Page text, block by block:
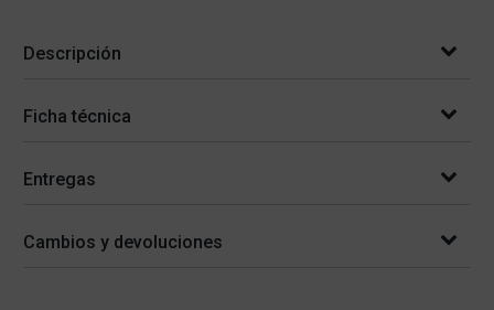
Descripción
Ficha técnica
Entregas
Cambios y devoluciones